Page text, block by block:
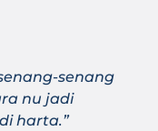
senang
nu jadi
harta.”